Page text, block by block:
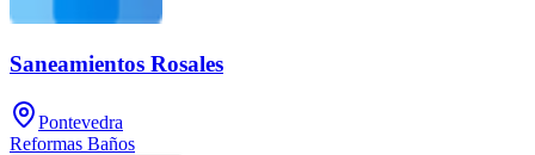
Saneamientos Rosales
Pontevedra
Reformas Baños